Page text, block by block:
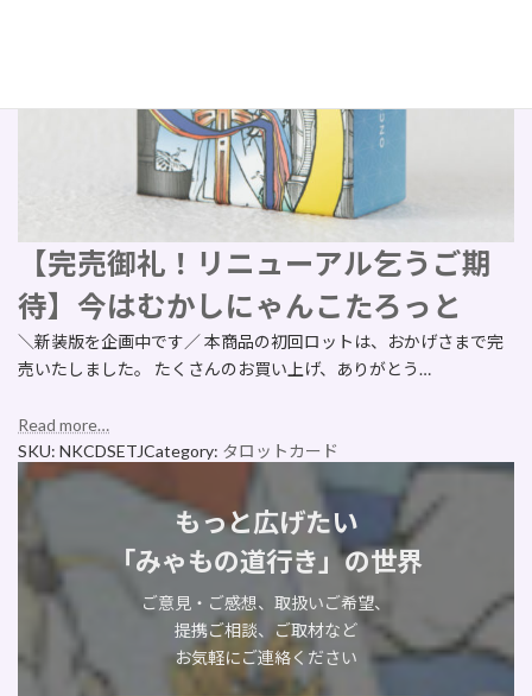
【完売御礼！リニューアル乞うご期
待】今はむかしにゃんこたろっと
＼新装版を企画中です／ 本商品の初回ロットは、おかげさまで完
売いたしました。 たくさんのお買い上げ、ありがとう…
Read more…
SKU: NKCDSETJCategory: タロットカード
もっと広げたい
「みゃもの道行き」の世界
ご意見・ご感想、取扱いご希望、
提携ご相談、ご取材など
お気軽にご連絡ください